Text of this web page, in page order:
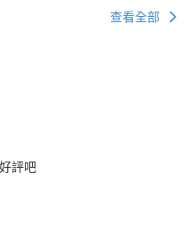
查看全部
評吧